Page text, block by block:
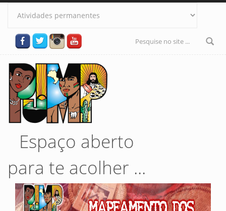
Pular para o conteúdo principal
Formulário
Espaço aberto
para te acolher ...